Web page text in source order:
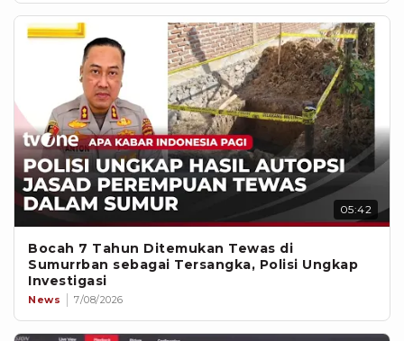
05:42
Bocah 7 Tahun Ditemukan Tewas di
Sumurrban sebagai Tersangka, Polisi Ungkap
Investigasi
News 7/08/2026